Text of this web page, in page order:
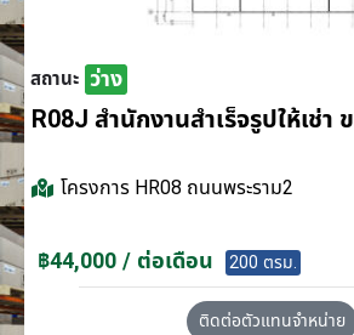
สถานะ ว่าง
R08J สำนักงานสำเร็จรูปให้เช่า
โครงการ HR08 ถนนพระราม2
฿44,000 / ต่อเดือน 200 ตรม.
ติดต่อตัวแทนจำหน่าย